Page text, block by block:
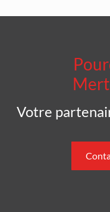
Votre